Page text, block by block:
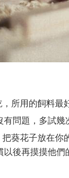
所用的飼料最
問題，多試幾
葵花子放在你
後再摸摸他